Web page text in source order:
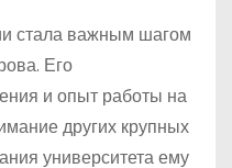
стала важным шагом
Его
и опыт работы на
других крупных
университета ему